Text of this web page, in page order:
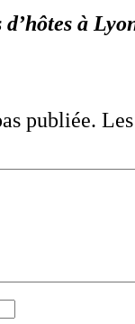
d’hôtes à
publiée.